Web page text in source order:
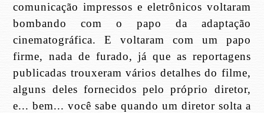
comunicação impressos e eletrônicos voltaram
bombando com o papo da adaptação
cinematográfica. E voltaram com um papo
firme, nada de furado, já que as reportagens
publicadas trouxeram vários detalhes do filme,
alguns deles fornecidos pelo próprio diretor,
e... bem... você sabe quando um diretor solta a